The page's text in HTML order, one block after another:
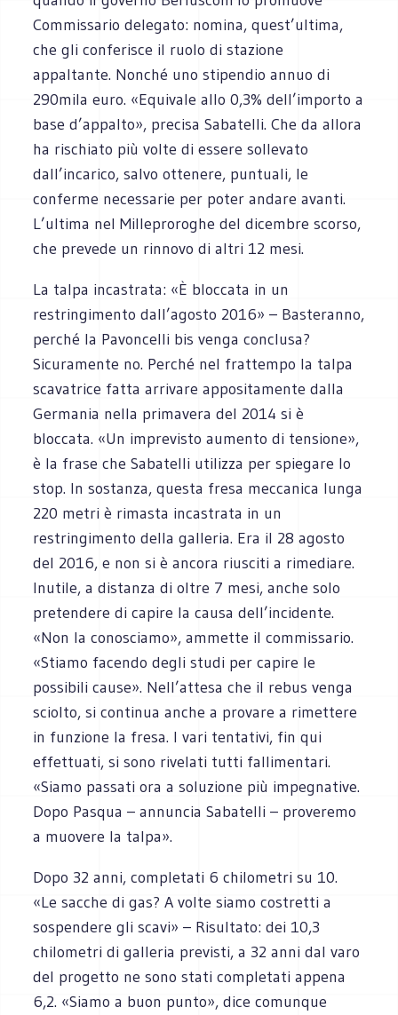
Commissario delegato: nomina, quest’ultima,
che gli conferisce il ruolo di stazione
appaltante. Nonché uno stipendio annuo di
290mila euro. «Equivale allo 0,3% dell’importo a
base d’appalto», precisa Sabatelli. Che da allora
ha rischiato più volte di essere sollevato
dall’incarico, salvo ottenere, puntuali, le
conferme necessarie per poter andare avanti.
L’ultima nel Milleproroghe del dicembre scorso,
che prevede un rinnovo di altri 12 mesi.
La talpa incastrata: «È bloccata in un
restringimento dall’agosto 2016» – Basteranno,
perché la Pavoncelli bis venga conclusa?
Sicuramente no. Perché nel frattempo la talpa
scavatrice fatta arrivare appositamente dalla
Germania nella primavera del 2014 si è
bloccata. «Un imprevisto aumento di tensione»,
è la frase che Sabatelli utilizza per spiegare lo
stop. In sostanza, questa fresa meccanica lunga
220 metri è rimasta incastrata in un
restringimento della galleria. Era il 28 agosto
del 2016, e non si è ancora riusciti a rimediare.
Inutile, a distanza di oltre 7 mesi, anche solo
pretendere di capire la causa dell’incidente.
«Non la conosciamo», ammette il commissario.
«Stiamo facendo degli studi per capire le
possibili cause». Nell’attesa che il rebus venga
sciolto, si continua anche a provare a rimettere
in funzione la fresa. I vari tentativi, fin qui
effettuati, si sono rivelati tutti fallimentari.
«Siamo passati ora a soluzione più impegnative.
Dopo Pasqua – annuncia Sabatelli – proveremo
a muovere la talpa».
Dopo 32 anni, completati 6 chilometri su 10.
«Le sacche di gas? A volte siamo costretti a
sospendere gli scavi» – Risultato: dei 10,3
chilometri di galleria previsti, a 32 anni dal varo
del progetto ne sono stati completati appena
6,2. «Siamo a buon punto», dice comunque